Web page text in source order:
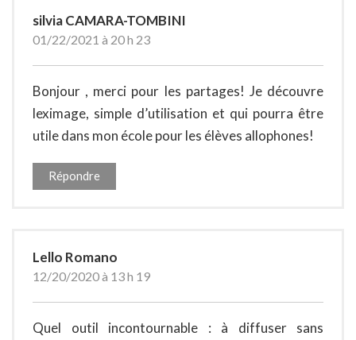
silvia CAMARA-TOMBINI
01/22/2021 à 20 h 23
Bonjour , merci pour les partages! Je découvre
leximage, simple d’utilisation et qui pourra être
utile dans mon école pour les élèves allophones!
Répondre
Lello Romano
12/20/2020 à 13 h 19
Quel outil incontournable : à diffuser sans